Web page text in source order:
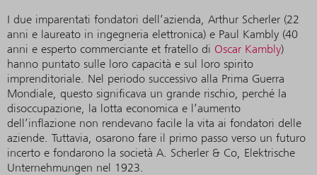
I due imparentati fondatori dell’azienda, Arthur Scherler (22
anni e laureato in ingegneria elettronica) e Paul Kambly (40
anni e esperto commerciante et fratello di Oscar Kambly)
hanno puntato sulle loro capacità e sul loro spirito
imprenditoriale. Nel periodo successivo alla Prima Guerra
Mondiale, questo significava un grande rischio, perché la
disoccupazione, la lotta economica e l’aumento
dell’inflazione non rendevano facile la vita ai fondatori delle
aziende. Tuttavia, osarono fare il primo passo verso un futuro
incerto e fondarono la società A. Scherler & Co, Elektrische
Unternehmungen nel 1923.